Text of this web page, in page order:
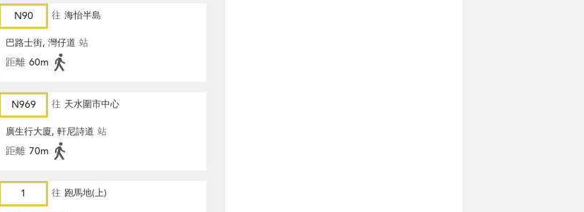
N90 往 海怡半島
巴路士街, 灣仔道 站
距離 60m
N969 往 天水圍市中心
廣生行大廈, 軒尼詩道 站
距離 70m
1 往 跑馬地(上)